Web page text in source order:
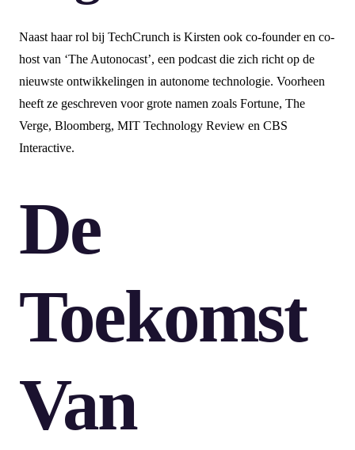
Naast haar rol bij TechCrunch is Kirsten ook co-founder en co-
host van ‘The Autonocast’, een podcast die zich richt op de
nieuwste ontwikkelingen in autonome technologie. Voorheen
heeft ze geschreven voor grote namen zoals Fortune, The
Verge, Bloomberg, MIT Technology Review en CBS
Interactive.
De
Toekomst
Van